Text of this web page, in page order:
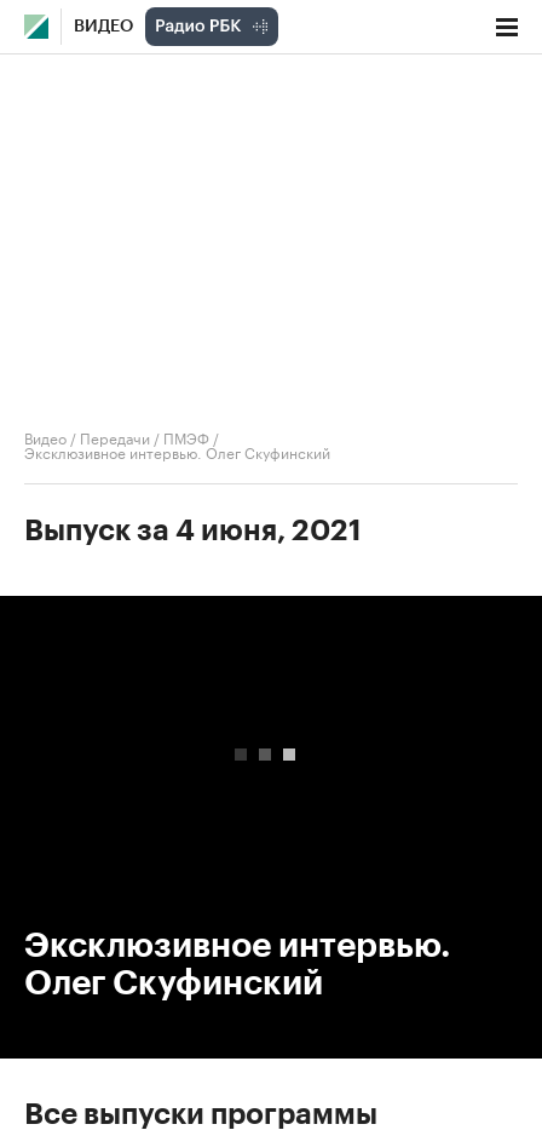
ВИДЕО
Видео / Передачи / ПМЭФ /
Эксклюзивное интервью. Олег Скуфинский
Выпуск за 4 июня, 2021
Эксклюзивное интервью.
Олег Скуфинский
Все выпуски программы